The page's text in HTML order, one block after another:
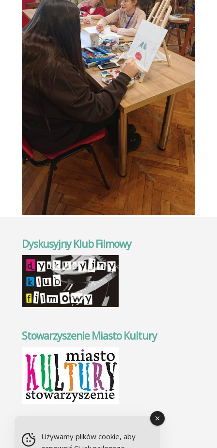
Dyskusyjny Klub Filmowy
Stowarzyszenie Miasto Kultury
Chór Alla camera
Używamy plików cookie, aby